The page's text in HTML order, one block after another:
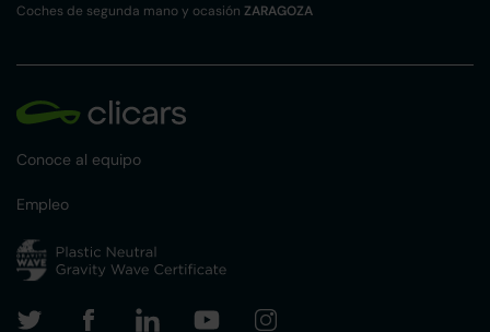
Coches de segunda mano y ocasión ZARAGOZA
Conoce al equipo
Empleo